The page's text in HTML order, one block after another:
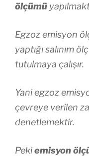
ölçümü
Egzoz emisyon
yaptığı salınım
tutulmaya çalışır.
Yani egzoz
çevreye verilen
denetlemektir.
Pekiemisyon